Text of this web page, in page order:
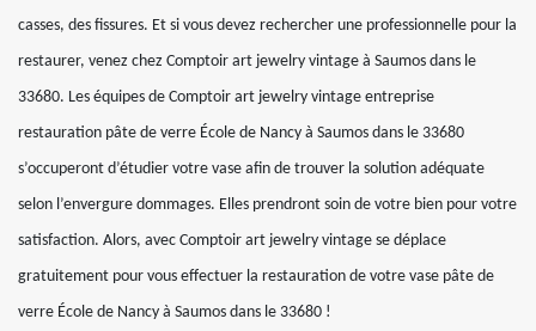
casses, des fissures. Et si vous devez rechercher une professionnelle pour la
restaurer, venez chez Comptoir art jewelry vintage à Saumos dans le
33680. Les équipes de Comptoir art jewelry vintage entreprise
restauration pâte de verre École de Nancy à Saumos dans le 33680
s’occuperont d’étudier votre vase afin de trouver la solution adéquate
selon l’envergure dommages. Elles prendront soin de votre bien pour votre
satisfaction. Alors, avec Comptoir art jewelry vintage se déplace
gratuitement pour vous effectuer la restauration de votre vase pâte de
verre École de Nancy à Saumos dans le 33680 !